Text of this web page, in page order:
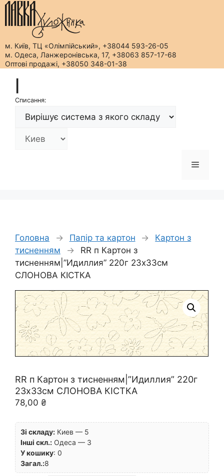
м. Київ, ТЦ «Олімпійський», +38044 593-26-05
м. Одеса, Ланжеронівська, 17, +38063 857-17-68
Оптові продажі, +38050 348-01-38
вмістуСписання:
Меню
Головна → Папір та картон →
Картон з
тисненням
→
RR п Картон з
тисненням|”Идиллия” 220г 23х33см
СЛОНОВА КІСТКА
RR п Картон з тисненням|”Идиллия” 220г
23х33см СЛОНОВА КІСТКА
78,00 ₴
Зі складу: Киев — 5
Інші скл.: Одеса — 3
У кошику: 0
Загал.:8